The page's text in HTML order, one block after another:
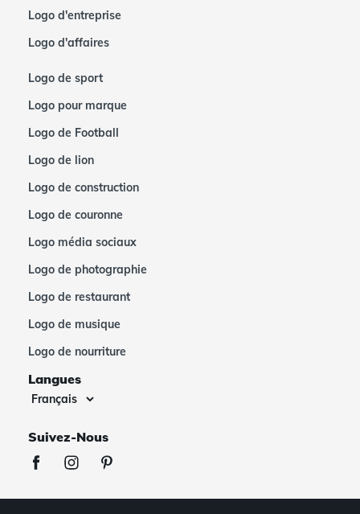
Logo d'entreprise
Logo d'affaires
Logo de sport
Logo pour marque
Logo de Football
Logo de lion
Logo de construction
Logo de couronne
Logo média sociaux
Logo de photographie
Logo de restaurant
Logo de musique
Logo de nourriture
Langues
Suivez-Nous